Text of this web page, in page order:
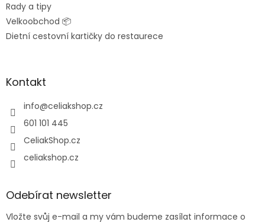
Rady a tipy
Velkoobchod 📦
Dietní cestovní kartičky do restaurece
Kontakt
info@celiakshop.cz
601 101 445
CeliakShop.cz
celiakshop.cz
Odebírat newsletter
Vložte svůj e-mail a my vám budeme zasílat informace o